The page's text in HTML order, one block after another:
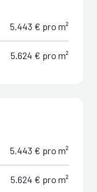
5.443 € pro m²
5.624 € pro m²
5.443 € pro m²
5.624 € pro m²